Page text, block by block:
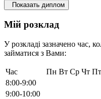
Показать диплом
Мій розклад
У розкладі зазначено час,
займатися з Вами:
Час Пн Вт Ср Чт Пт
8:00-9:00
9:00-10:00